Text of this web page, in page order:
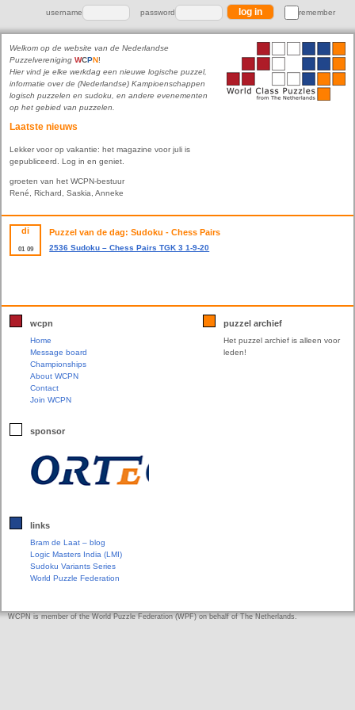
username password remember
Welkom op de website van de Nederlandse
Puzzelvereniging WCPN!
Hier vind je elke werkdag een nieuwe logische puzzel,
informatie over de (Nederlandse) Kampioenschappen
logisch puzzelen en sudoku, en andere evenementen
op het gebied van puzzelen.
Laatste nieuws
Lekker voor op vakantie: het magazine voor juli is
gepubliceerd. Log in en geniet.
groeten van het WCPN-bestuur
René, Richard, Saskia, Anneke
di
01 09
Puzzel van de dag: Sudoku - Chess Pairs
2536 Sudoku – Chess Pairs TGK 3 1-9-20
wcpn
Home
Message board
Championships
About WCPN
Contact
Join WCPN
sponsor
links
Bram de Laat – blog
Logic Masters India (LMI)
Sudoku Variants Series
World Puzzle Federation
puzzel archief
Het puzzel archief is alleen voor
leden!
WCPN is member of the World Puzzle Federation (WPF) on behalf of The Netherlands.